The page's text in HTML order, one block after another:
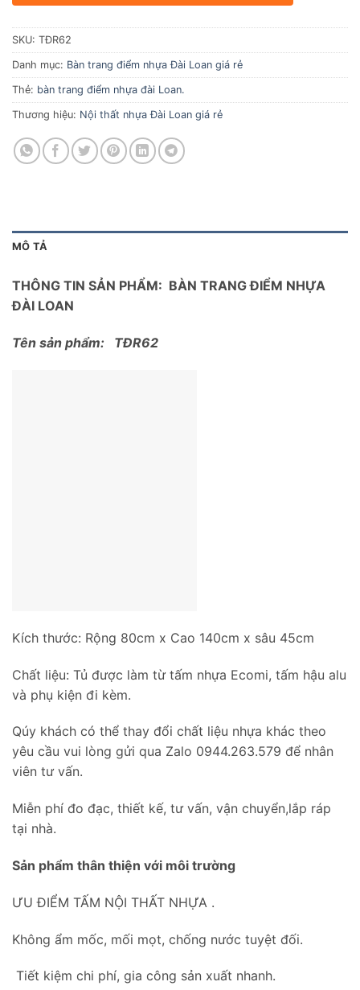
SKU: TĐR62
Danh mục: Bàn trang điểm nhựa Đài Loan giá rẻ
Thẻ: bàn trang điểm nhựa đài Loan.
Thương hiệu: Nội thất nhựa Đài Loan giá rẻ
MÔ TẢ
THÔNG TIN SẢN PHẨM: BÀN TRANG ĐIỂM NHỰA
ĐÀI LOAN
Tên sản phẩm: TĐR62
Kích thước: Rộng 80cm x Cao 140cm x sâu 45cm
Chất liệu: Tủ được làm từ tấm nhựa Ecomi, tấm hậu alu
và phụ kiện đi kèm.
Qúy khách có thể thay đổi chất liệu nhựa khác theo
yêu cầu vui lòng gửi qua Zalo 0944.263.579 để nhân
viên tư vấn.
Miễn phí đo đạc, thiết kế, tư vấn, vận chuyển,lắp ráp
tại nhà.
Sản phẩm thân thiện với môi trường
ƯU ĐIỂM TẤM NỘI THẤT NHỰA .
Không ẩm mốc, mối mọt, chống nước tuyệt đối.
Tiết kiệm chi phí, gia công sản xuất nhanh.